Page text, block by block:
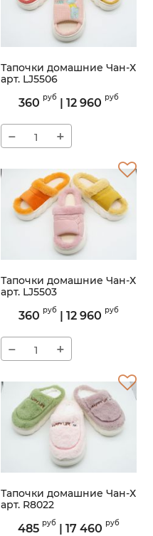
Тапочки домашние Чан-Х
арт. LJ5506
LJ5506
360 руб | 12 960 руб
− +
Тапочки домашние Чан-Х
арт. LJ5503
LJ5503
360 руб | 12 960 руб
− +
Тапочки домашние Чан-Х
арт. R8022
R8022
485 руб | 17 460 руб